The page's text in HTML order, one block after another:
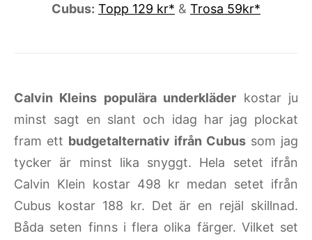
Cubus: Topp 129 kr* & Trosa 59kr*
Calvin Kleins populära underkläder kostar ju
minst sagt en slant och idag har jag plockat
fram ett budgetalternativ ifrån Cubus som jag
tycker är minst lika snyggt. Hela setet ifrån
Calvin Klein kostar 498 kr medan setet ifrån
Cubus kostar 188 kr. Det är en rejäl skillnad.
Båda seten finns i flera olika färger. Vilket set